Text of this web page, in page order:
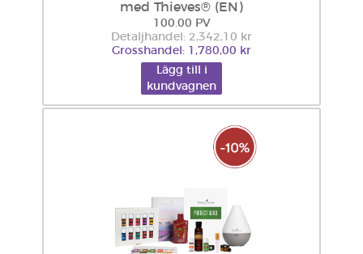
med Thieves® (EN)
100.00 PV
Detaljhandel: 2,342,10 kr
Grosshandel: 1,780,00 kr
Lägg till i
kundvagnen